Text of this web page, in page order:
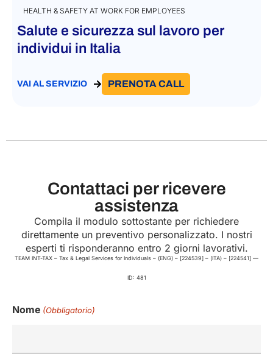
HEALTH & SAFETY AT WORK FOR EMPLOYEES
Salute e sicurezza sul lavoro per
individui in Italia
VAI AL SERVIZIO PRENOTA CALL
Contattaci per ricevere
assistenza
Compila il modulo sottostante per richiedere
direttamente un preventivo personalizzato. I nostri
esperti ti risponderanno entro 2 giorni lavorativi.
TEAM INT-TAX – Tax & Legal Services for Individuals – (ENG) – [224539] – (ITA) – [224541] —
ID: 481
Nome (Obbligatorio)